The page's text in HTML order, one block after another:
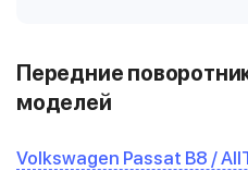
Передние
моделей
Volkswagen Passat B8 /